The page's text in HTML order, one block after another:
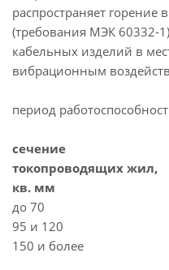
распространяет горение
(требования МЭК 60332-
кабельных изделий в
вибрационным
период
сечение
токопроводящих жил,
кв. мм
до 70
95 и 120
150 и более